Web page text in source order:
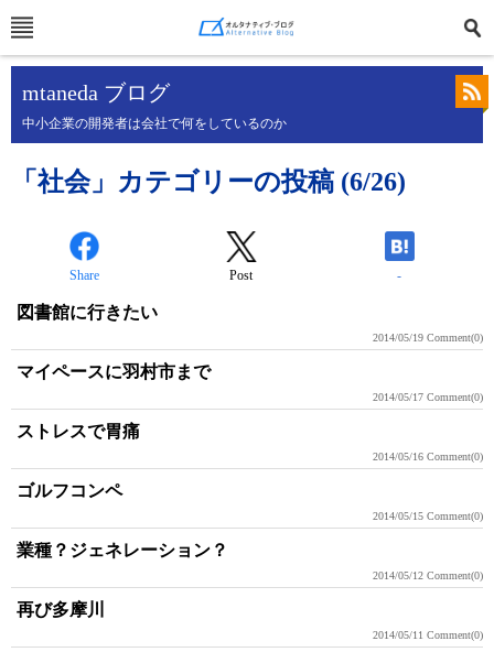
mtaneda ブログ
中小企業の開発者は会社で何をしているのか
「社会」カテゴリーの投稿 (6/26)
Share Post -
図書館に行きたい
2014/05/19 Comment(0)
マイペースに羽村市まで
2014/05/17 Comment(0)
ストレスで胃痛
2014/05/16 Comment(0)
ゴルフコンペ
2014/05/15 Comment(0)
業種？ジェネレーション？
2014/05/12 Comment(0)
再び多摩川
2014/05/11 Comment(0)